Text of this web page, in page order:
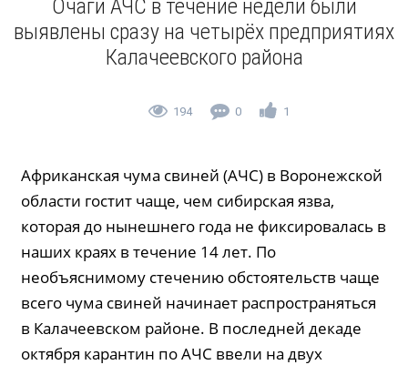
Очаги АЧС в течение недели были
выявлены сразу на четырёх предприятиях
Калачеевского района
194 0 1
Африканская чума свиней (АЧС) в Воронежской
области гостит чаще, чем сибирская язва,
которая до нынешнего года не фиксировалась в
наших краях в течение 14 лет. По
необъяснимому стечению обстоятельств чаще
всего чума свиней начинает распространяться
в Калачеевском районе. В последней декаде
октября карантин по АЧС ввели на двух